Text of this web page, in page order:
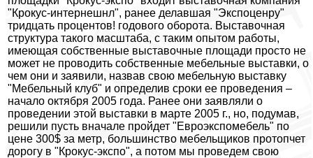
"Крокус-интернешнл", ранее делавшая "Экспоценру"
тридцать процентов! годового оборота. Выставочная
структура такого масштаба, с таким опытом работы,
имеющая собственные выставочные площади просто не
может не проводить собственные мебельные выставки, о
чем они и заявили, назвав свою мебельную выставку
"Мебельный клуб" и определив сроки ее проведения –
начало октября 2005 года. Ранее они заявляли о
проведении этой выставки в марте 2005 г., но, подумав,
решили пусть вначале пройдет "Евроэкспомебель" по
цене 300$ за метр, большинство мебельщиков протопчет
дорогу в "Крокус-экспо", а потом мы проведем свою